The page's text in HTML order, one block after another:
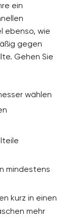
ein
ebenso, wie
gegen
Gehen Sie
wählen
mindestens
kurz in einen
mehr